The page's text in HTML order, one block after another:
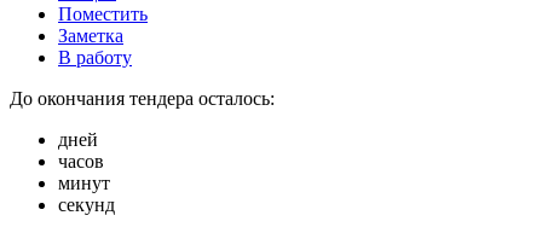
Поместить
Заметка
В работу
До окончания тендера осталось:
дней
часов
минут
секунд